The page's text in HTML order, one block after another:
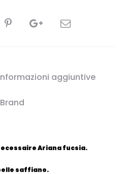
aggiuntive
Brand
Ariana fucsia.
saffiano.